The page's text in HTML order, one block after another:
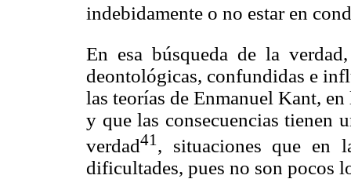
indebidamente o no estar en
En esa búsqueda de la
deontológicas, confundidas e
las teorías de Enmanuel Kant,
y que las consecuencias tienen
verdad41 , situaciones que en
dificultades, pues no son pocos